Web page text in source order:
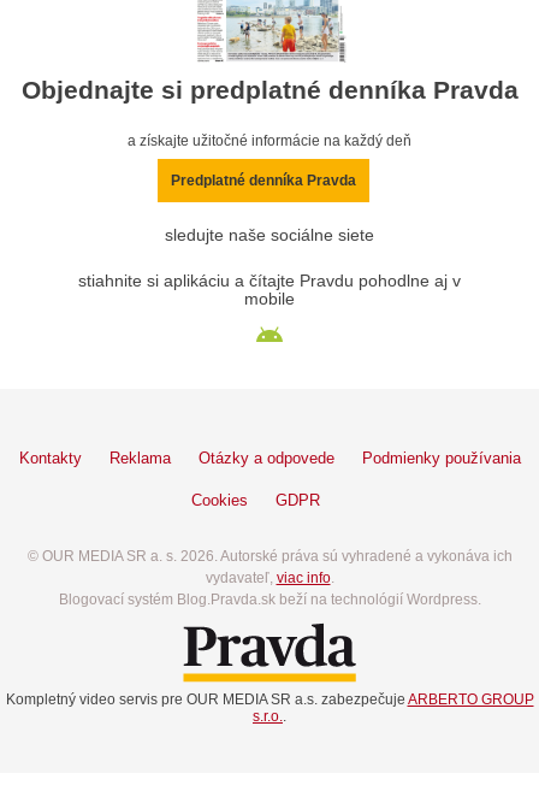
Objednajte si predplatné denníka Pravda
a získajte užitočné informácie na každý deň
Predplatné denníka Pravda
sledujte naše sociálne siete
stiahnite si aplikáciu a čítajte Pravdu pohodlne aj v
mobile
Kontakty Reklama Otázky a odpovede Podmienky používania
Cookies GDPR
© OUR MEDIA SR a. s. 2026. Autorské práva sú vyhradené a vykonáva ich
vydavateľ, viac info.
Blogovací systém Blog.Pravda.sk beží na technológií Wordpress.
Kompletný video servis pre OUR MEDIA SR a.s. zabezpečuje ARBERTO GROUP
s.r.o..